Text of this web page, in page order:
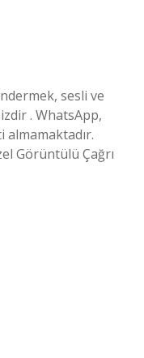
sesli ve
. WhatsApp,
almamaktadır.
Görüntülü Çağrı